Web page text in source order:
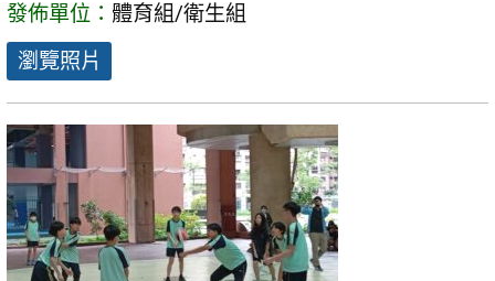
發佈單位： 體育組/衛生組
瀏覽照片